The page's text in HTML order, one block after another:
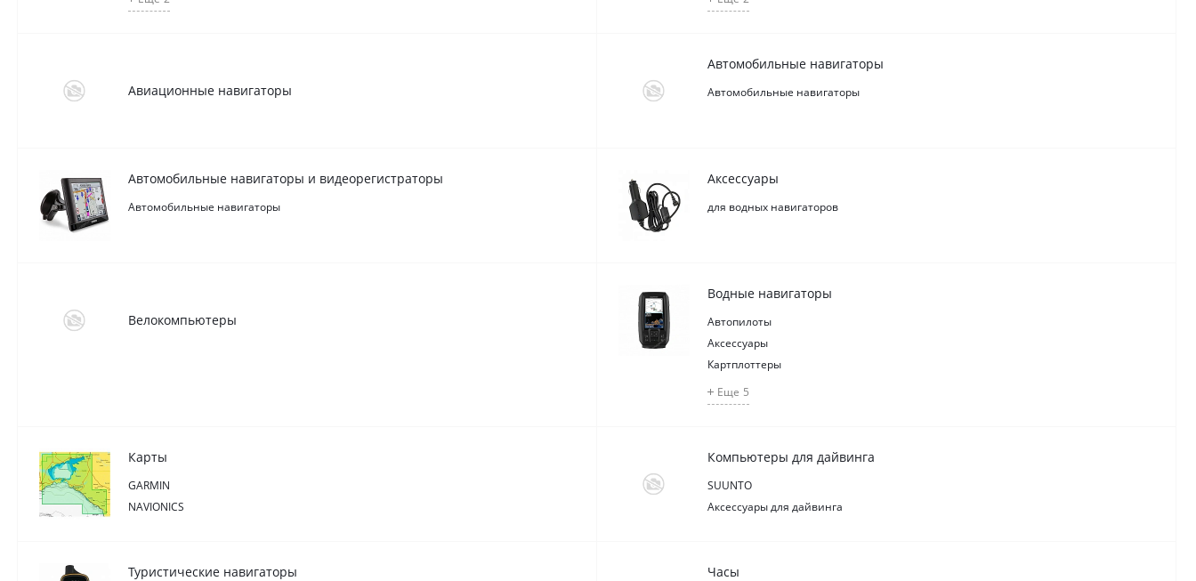
Авиационные навигаторы
Автомобильные навигаторы
Автомобильные навигаторы
Автомобильные навигаторы и видеорегистраторы
Автомобильные навигаторы
Аксессуары
для водных навигаторов
Велокомпьютеры
Водные навигаторы
Автопилоты
Аксессуары
Картплоттеры
Еще 5
Карты
GARMIN
NAVIONICS
Компьютеры для дайвинга
SUUNTO
Аксессуары для дайвинга
Туристические навигаторы Часы